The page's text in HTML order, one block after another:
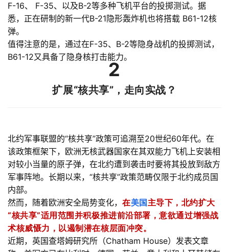
F-16、 F-35、以及B-2等多种飞机平台的投掷测试。据
悉，正在研制的新一代B-21隐形轰炸机也将搭载 B61-12核
弹。
值得注意的是，通过在F-35、B-2等隐身战机的投掷测试，
B61-12又具备了隐身核打击能力。
2
扩展“核共享”，走向实战？
北约军事联盟的“核共享”政策可追溯至20世纪60年代。在
该政策框架下，欧洲无核武器国家在其双能力飞机上安装相
对较小当量的原子弹，在北约遭到袭击时要将其投放到敌方
军事阵地。长期以来，“核共享”政策范畴仅限于北约成员国
内部。
然而，随着欧洲安全局势变化， 在美国主导下，北约扩大
“核共享”适用范围并积极推进前沿部署，意欲通过增强战
术核威慑力，以遏制潜在核层面冲突。
近期，英国查塔姆研究所（Chatham House）发表文章